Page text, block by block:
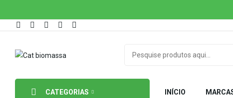
CATEGORIAS INÍCIO